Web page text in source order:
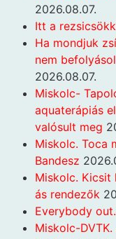
2026.08.07.
Itt a
Ha mondjuk
nem
2026.08.07.
Miskolc-
aquaterápiás
valósult meg
Miskolc. Toca
Bandesz
Miskolc. Kicsit
ás rendezők
Everybody
Miskolc-